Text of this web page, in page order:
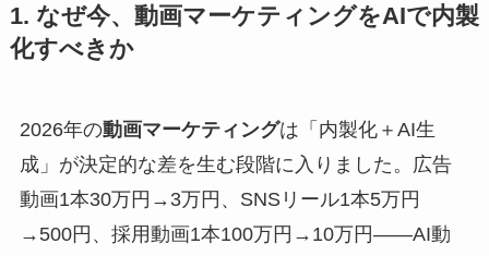
1. なぜ今、動画マーケティングをAIで内製
化すべきか
2026年の動画マーケティングは「内製化＋AI生
成」が決定的な差を生む段階に入りました。広告
動画1本30万円→3万円、SNSリール1本5万円
→500円、採用動画1本100万円→10万円——AI動